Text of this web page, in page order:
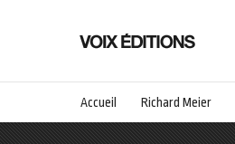
Accueil Richard Meier